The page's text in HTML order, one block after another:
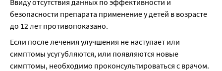
Ввиду отсутствия данных по эффективности и
безопасности препарата применение у детей в возрасте
до 12 лет противопоказано.
Если после лечения улучшения не наступает или
симптомы усугубляются, или появляются новые
симптомы, необходимо проконсультироваться с врачом.